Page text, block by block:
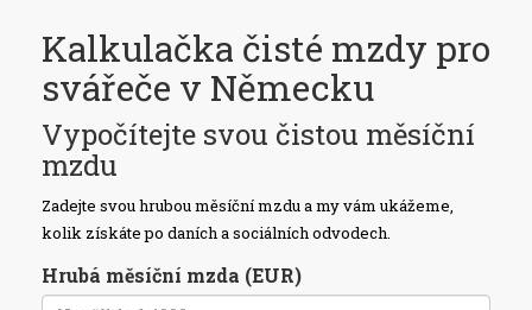
Kalkulačka čisté mzdy pro
svářeče v Německu
Vypočítejte svou čistou měsíční
mzdu
Zadejte svou hrubou měsíční mzdu a my vám ukážeme,
kolik získáte po daních a sociálních odvodech.
Hrubá měsíční mzda (EUR)